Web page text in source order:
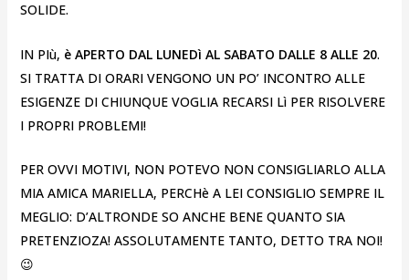
SOLIDE.
IN PIù, è APERTO DAL LUNEDì AL SABATO DALLE 8 ALLE 20.
SI TRATTA DI ORARI VENGONO UN PO’ INCONTRO ALLE
ESIGENZE DI CHIUNQUE VOGLIA RECARSI Lì PER RISOLVERE
I PROPRI PROBLEMI!
PER OVVI MOTIVI, NON POTEVO NON CONSIGLIARLO ALLA
MIA AMICA MARIELLA, PERCHè A LEI CONSIGLIO SEMPRE IL
MEGLIO: D’ALTRONDE SO ANCHE BENE QUANTO SIA
PRETENZIOZA! ASSOLUTAMENTE TANTO, DETTO TRA NOI!
😉